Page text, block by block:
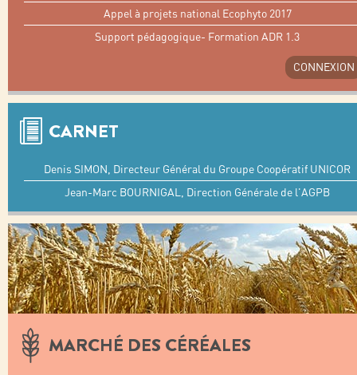
Appel à projets national Ecophyto 2017
Support pédagogique- Formation ADR 1.3
CONNEXION
CARNET
Denis SIMON, Directeur Général du Groupe Coopératif UNICOR
Jean-Marc BOURNIGAL, Direction Générale de l'AGPB
MARCHÉ DES CÉRÉALES